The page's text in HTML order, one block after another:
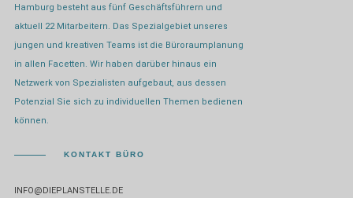
Hamburg besteht aus fünf Geschäftsführern und
aktuell 22 Mitarbeitern. Das Spezialgebiet unseres
jungen und kreativen Teams ist die Büroraumplanung
in allen Facetten. Wir haben darüber hinaus ein
Netzwerk von Spezialisten aufgebaut, aus dessen
Potenzial Sie sich zu individuellen Themen bedienen
können.
KONTAKT BÜRO
INFO@DIEPLANSTELLE.DE